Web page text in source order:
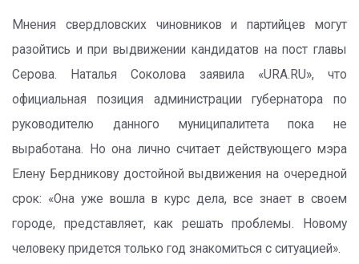
Мнения свердловских чиновников и партийцев могут
разойтись и при выдвижении кандидатов на пост главы
Серова. Наталья Соколова заявила «URA.RU», что
официальная позиция администрации губернатора по
руководителю данного муниципалитета пока не
выработана. Но она лично считает действующего мэра
Елену Бердникову достойной выдвижения на очередной
срок: «Она уже вошла в курс дела, все знает в своем
городе, представляет, как решать проблемы. Новому
человеку придется только год знакомиться с ситуацией».